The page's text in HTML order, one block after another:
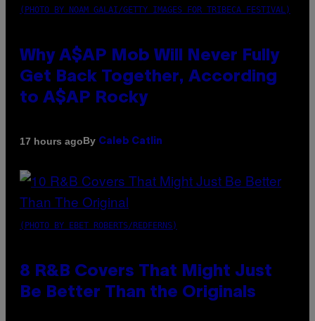
(PHOTO BY NOAM GALAI/GETTY IMAGES FOR TRIBECA FESTIVAL)
Why A$AP Mob Will Never Fully
Get Back Together, According
to A$AP Rocky
17 hours agoBy Caleb Catlin
(PHOTO BY EBET ROBERTS/REDFERNS)
8 R&B Covers That Might Just
Be Better Than the Originals